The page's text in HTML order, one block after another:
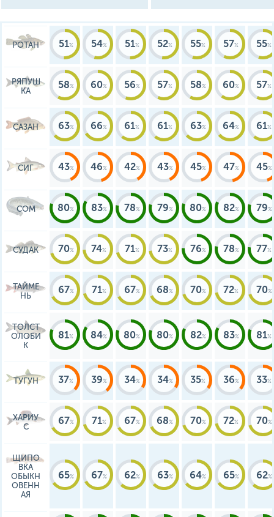
просторные комфортабельные
номера, со всеми
необходимыми удобствами и
озелененная территория. На
«Вилла Росса» вы можете
придаваться активному отдыху,
спокойной рыбалке, бане или
же проводить многочисленные
посетить спортивный
развлечься в караоке баре.
РОТАН 51 54 51 52 55 57 55
РЯПУШ
КА
58 60 56 57 58 60 57
САЗАН 63 66 61 61 63 64 61
СИГ 43 46 42 43 45 47 45
СОМ 80 83 78 79 80 82 79
СУДАК 70 74 71 73 76 78 77
ТАЙМЕ
НЬ
67 71 67 68 70 72 70
ТОЛСТ
ОЛОБИ
К
81 84 80 80 82 83 81
ТУГУН 37 39 34 34 35 36 33
ХАРИУ
С
67 71 67 68 70 72 70
ЩИПО
ВКА
ОБЫКН
ОВЕНН
АЯ
65 67 62 63 64 65 62